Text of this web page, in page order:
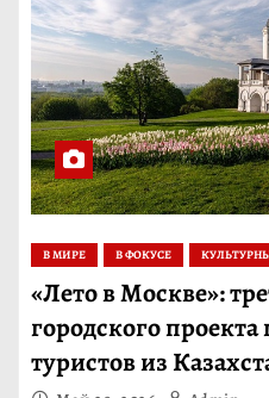
В МИРЕ В ФОКУСЕ
«Лето в Москве»:
городского
туристов из